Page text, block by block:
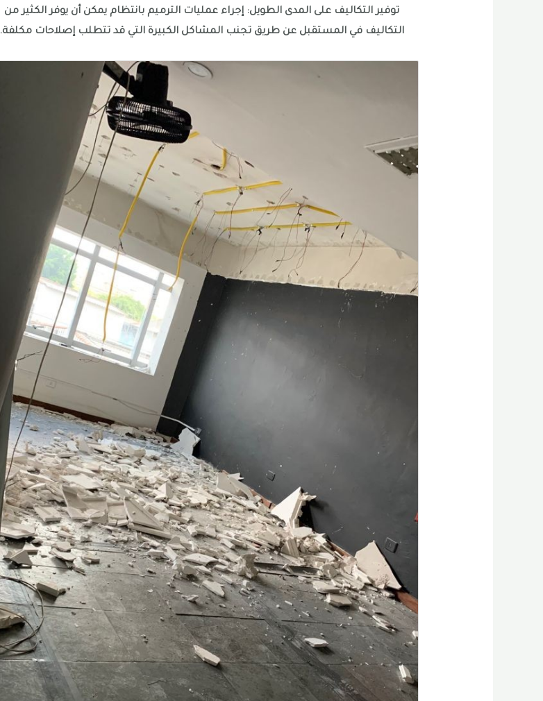
توفير التكاليف على المدى الطويل: إجراء عمليات الترميم بانتظام يمكن أن يوفر الكثير من
التكاليف في المستقبل عن طريق تجنب المشاكل الكبيرة التي قد تتطلب إصلاحات مكلفة.